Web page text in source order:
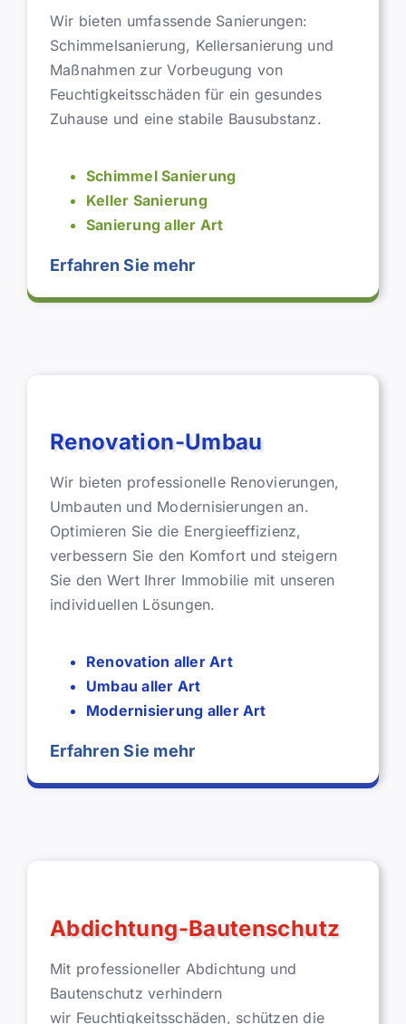
Wir bieten umfassende Sanierungen:
Schimmelsanierung, Kellersanierung und
Maßnahmen zur Vorbeugung von
Feuchtigkeitsschäden für ein gesundes
Zuhause und eine stabile Bausubstanz.
Schimmel Sanierung
Keller Sanierung
Sanierung aller Art
Erfahren Sie mehr
Schimmel-Sanierung
Renovation-Umbau
Wir bieten professionelle Renovierungen,
Umbauten und Modernisierungen an.
Optimieren Sie die Energieeffizienz,
verbessern Sie den Komfort und steigern
Sie den Wert Ihrer Immobilie mit unseren
individuellen Lösungen.
Renovation aller Art
Umbau aller Art
Modernisierung aller Art
Erfahren Sie mehr
Renovation-Umbau
Abdichtung-Bautenschutz
Mit professioneller Abdichtung und
Bautenschutz verhindern
wir Feuchtigkeitsschäden, schützen die